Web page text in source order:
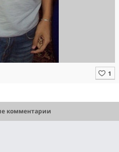
комментарии